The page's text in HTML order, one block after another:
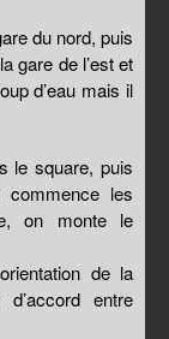
du nord, puis
gare de l’est et
d’eau mais il
le square, puis
les
on monte le
de la
entre